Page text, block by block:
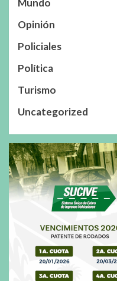
Mundo
Opinión
Policiales
Política
Turismo
Uncategorized